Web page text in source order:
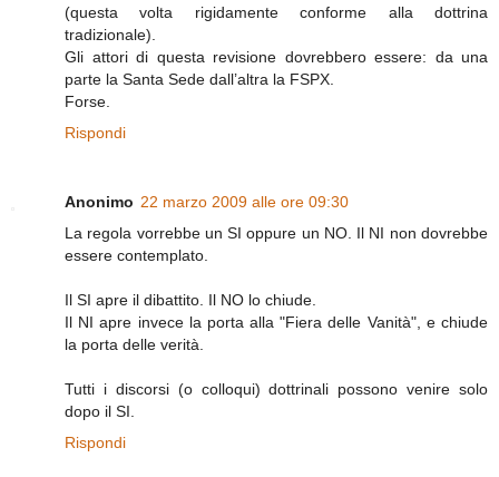
(questa volta rigidamente conforme alla dottrina
tradizionale).
Gli attori di questa revisione dovrebbero essere: da una
parte la Santa Sede dall’altra la FSPX.
Forse.
Rispondi
Anonimo 22 marzo 2009 alle ore 09:30
La regola vorrebbe un SI oppure un NO. Il NI non dovrebbe
essere contemplato.
Il SI apre il dibattito. Il NO lo chiude.
Il NI apre invece la porta alla "Fiera delle Vanità", e chiude
la porta delle verità.
Tutti i discorsi (o colloqui) dottrinali possono venire solo
dopo il SI.
Rispondi